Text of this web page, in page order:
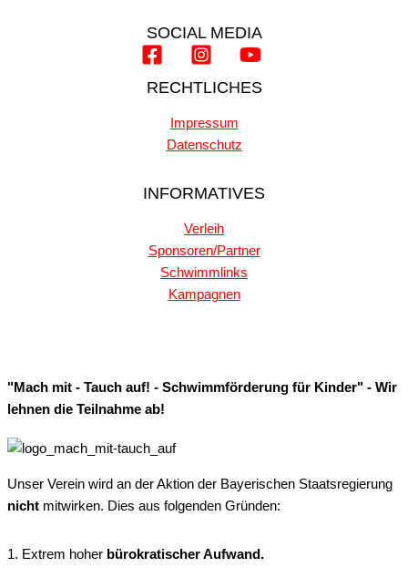
SOCIAL MEDIA
RECHTLICHES
Impressum
Datenschutz
INFORMATIVES
Verleih
Sponsoren/Partner
Schwimmlinks
Kampagnen
"Mach mit - Tauch auf! - Schwimmförderung für Kinder" - Wir
lehnen die Teilnahme ab!
Unser Verein wird an der Aktion der Bayerischen Staatsregierung
nicht mitwirken. Dies aus folgenden Gründen:
1. Extrem hoher bürokratischer Aufwand.